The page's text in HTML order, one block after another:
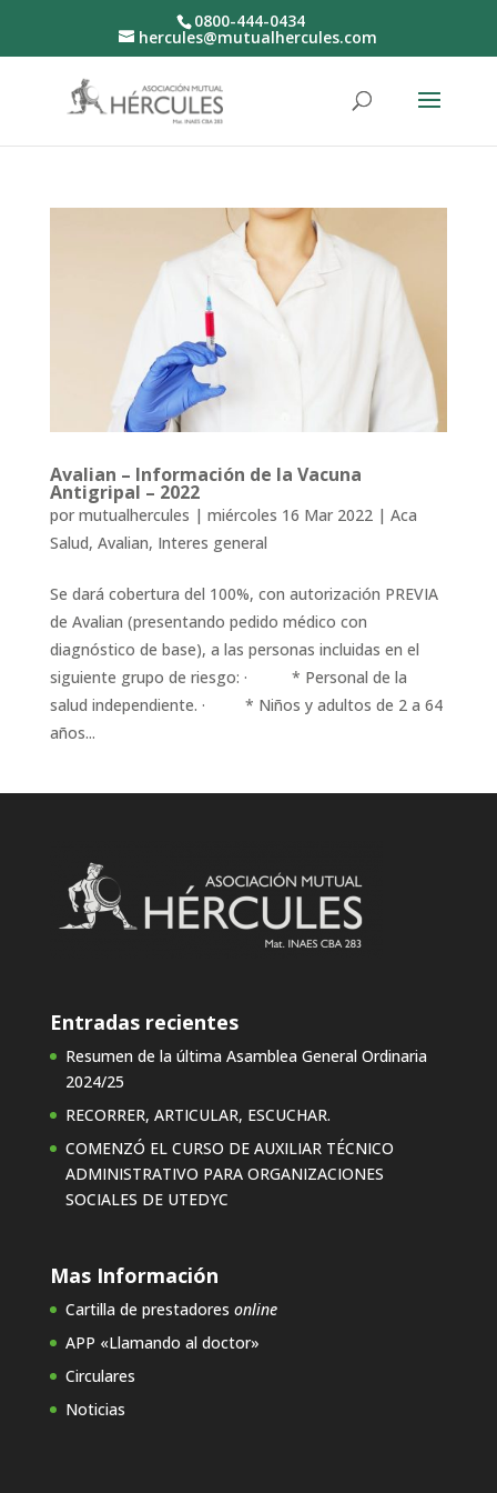
0800-444-0434
hercules@mutualhercules.com
Avalian – Información de la Vacuna
Antigripal – 2022
por mutualhercules | miércoles 16 Mar 2022| Aca
Salud, Avalian, Interes general
Se dará cobertura del 100%, con autorización PREVIA
de Avalian (presentando pedido médico con
diagnóstico de base), a las personas incluidas en el
siguiente grupo de riesgo: · * Personal de la
salud independiente. · * Niños y adultos de 2 a 64
años...
Entradas recientes
Resumen de la última Asamblea General Ordinaria
2024/25
RECORRER, ARTICULAR, ESCUCHAR.
COMENZÓ EL CURSO DE AUXILIAR TÉCNICO
ADMINISTRATIVO PARA ORGANIZACIONES
SOCIALES DE UTEDYC
Mas Información
Cartilla de prestadores online
APP «Llamando al doctor»
Circulares
Noticias